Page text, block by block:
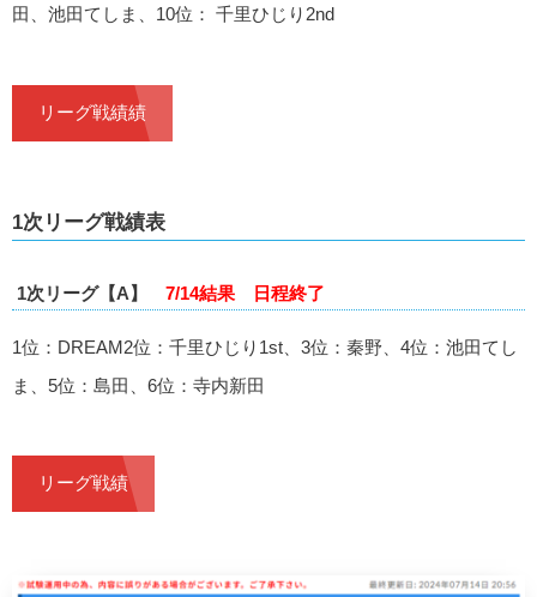
田、池田てしま、10位： 千里ひじり2nd
リーグ戦績績
1次リーグ戦績表
1次リーグ【A】 7/14結果 日程終了
1位：DREAM2位：千里ひじり1st、3位：秦野、4位：池田てし
ま、5位：島田、6位：寺内新田
リーグ戦績